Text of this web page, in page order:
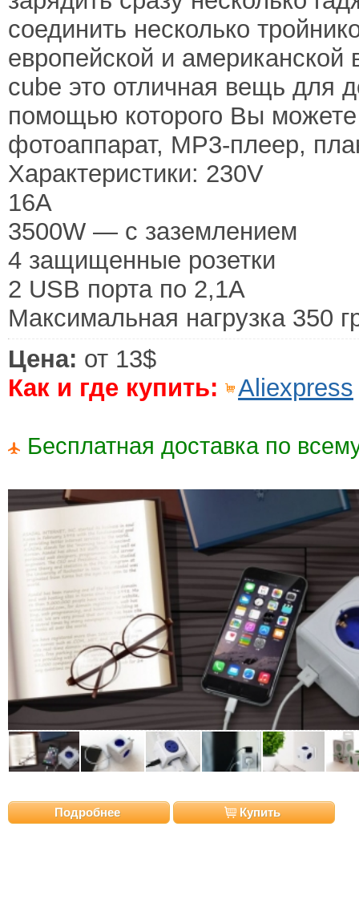
соединить несколько
европейской и
cube это отличная вещь для
помощью которого Вы
фотоаппарат, MP3-плеер,
Характеристики: 230V
16A
3500W — с заземлением
4 защищенные розетки
2 USB порта по 2,1А
Максимальная нагрузка 350
Цена: от 13$
Как и где купить:
Aliexpress
Бесплатная доставка по
Подробнее Купить